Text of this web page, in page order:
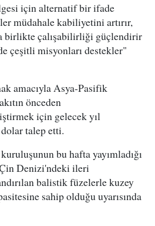
için alternatif bir ifade
müdahale kabiliyetini artırır,
birlikte çalışabilirliği güçlendirir
çeşitli misyonları destekler"
amacıyla Asya-Pasifik
önceden
için gelecek yıl
talep etti.
bu hafta yayımladığı
Denizi'ndeki ileri
balistik füzelerle kuzey
sahip olduğu uyarısında